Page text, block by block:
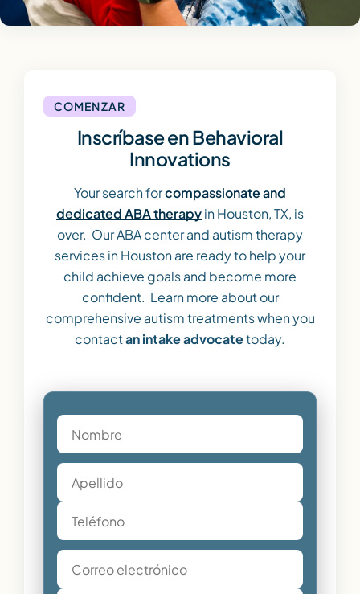
COMENZAR
Inscríbase en Behavioral
Innovations
Your search forcompassionate and
dedicated ABA therapyin Houston, TX, is
over. Our ABA center and autism therapy
services in Houston are ready to help your
child achieve goals and become more
confident. Learn more about our
comprehensive autism treatments when you
contactan intake advocatetoday.